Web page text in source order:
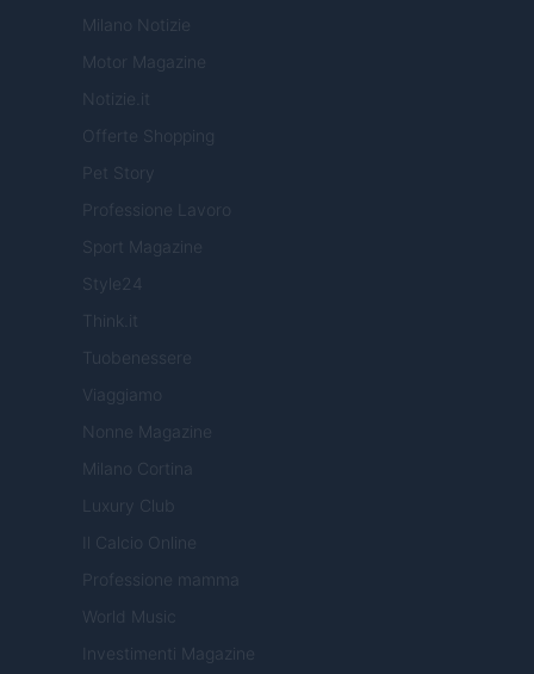
Milano Notizie
Motor Magazine
Notizie.it
Offerte Shopping
Pet Story
Professione Lavoro
Sport Magazine
Style24
Think.it
Tuobenessere
Viaggiamo
Nonne Magazine
Milano Cortina
Luxury Club
Il Calcio Online
Professione mamma
World Music
Investimenti Magazine